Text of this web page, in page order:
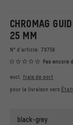
CHROMAG
25 MM
N° d'article: 79756
Pas encore
excl. frais de port
pour la livraison vers
black-grey